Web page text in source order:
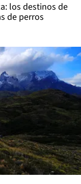
los destinos de
de perros